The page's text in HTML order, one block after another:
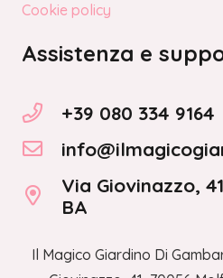
Cookie policy
Assistenza e
+39 080 334 9164
Via Giovinazzo,
BA
Il Magico Giardino Di